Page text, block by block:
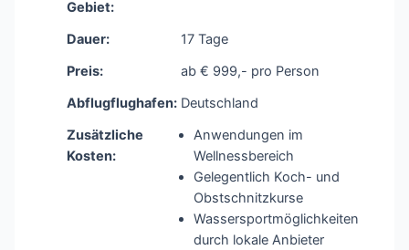
Gebiet:
Dauer:
17 Tage
Preis:
ab € 999,- pro Person
Abflugflughafen: Deutschland
Zusätzliche
Kosten:
Anwendungen im
Wellnessbereich
Gelegentlich Koch- und
Obstschnitzkurse
Wassersportmöglichkeiten
durch lokale Anbieter